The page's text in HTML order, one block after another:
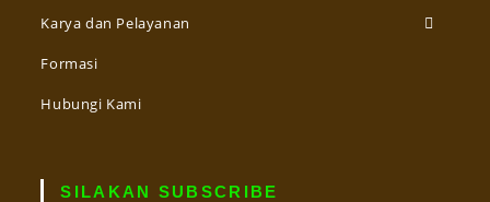
Karya dan Pelayanan
Formasi
Hubungi Kami
SILAKAN SUBSCRIBE